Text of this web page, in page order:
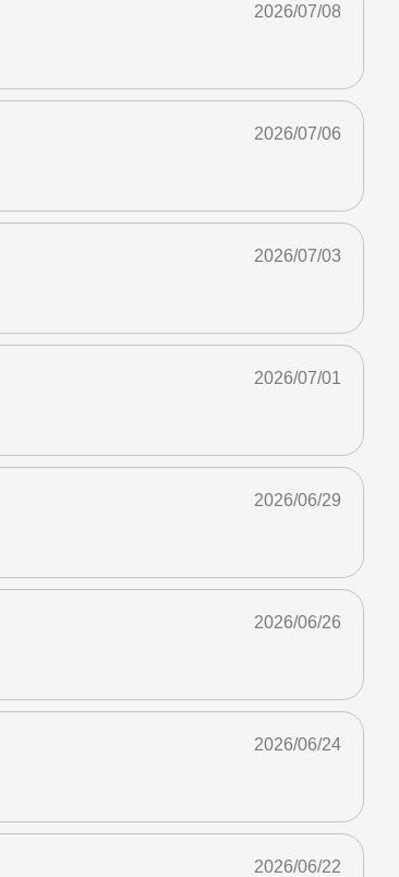
2026/07/08
2026/07/06
2026/07/03
2026/07/01
2026/06/29
2026/06/26
2026/06/24
2026/06/22